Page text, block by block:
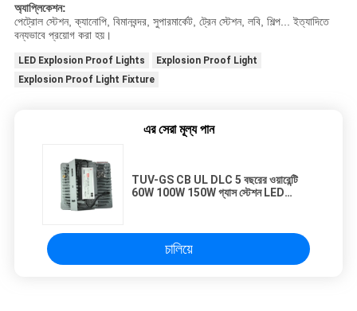
অ্যাপ্লিকেশন:
পেট্রোল স্টেশন, ক্যানোপি, বিমানবন্দর, সুপারমার্কেট, ট্রেন স্টেশন, লবি, শিল্প... ইত্যাদিতে
বন্যভাবে প্রয়োগ করা হয়।
LED Explosion Proof Lights
Explosion Proof Light
Explosion Proof Light Fixture
এর সেরা মূল্য পান
TUV-GS CB UL DLC 5 বছরের ওয়ারেন্টি
60W 100W 150W গ্যাস স্টেশন LED
চালিয়ে